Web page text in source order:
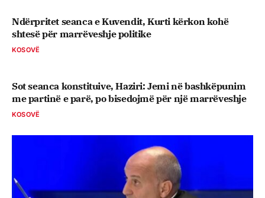
Ndërpritet seanca e Kuvendit, Kurti kërkon kohë
shtesë për marrëveshje politike
KOSOVË
Sot seanca konstituive, ​Haziri: Jemi në bashkëpunim
me partinë e parë, po bisedojmë për një marrëveshje
KOSOVË